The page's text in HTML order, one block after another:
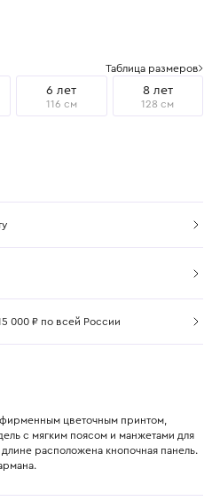
Таблица размеров
6 лет
116 см
8 лет
128 см
000 ₽ по всей России
цветочным принтом,
с мягким поясом и манжетами для
расположена кнопочная панель.